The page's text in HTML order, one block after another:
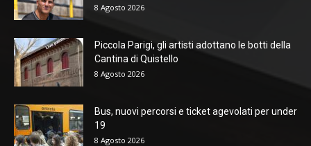
8 Agosto 2026
Piccola Parigi, gli artisti adottano le botti della
Cantina di Quistello
8 Agosto 2026
Bus, nuovi percorsi e ticket agevolati per under
19
8 Agosto 2026